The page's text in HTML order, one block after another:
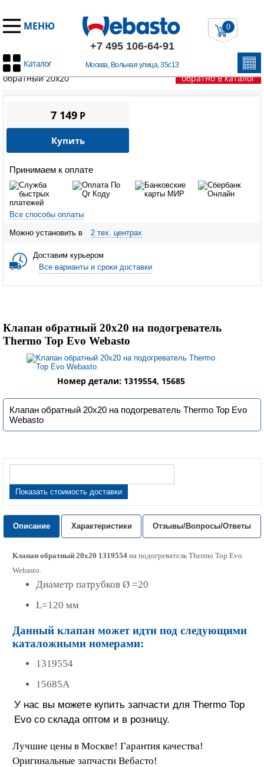
МЕНЮ
+7 495 106-64-91
Москва, Вольная улица, 35с13
Каталог
0
Главная / Запчасти Вебасто/Thermo Top Evo
обратный 20х20
обратно в каталог
Принимаем к оплате
Все способы оплаты
Можно установить в 2 тех. центрах
Доставим курьером
Все варианты и сроки доставки
7 149P
Купить
Клапан обратный 20х20 на подогреватель
Thermo Top Evo Webasto
Номер детали: 1319554, 15685
Клапан обратный 20х20 на подогреватель Thermo Top Evo
Webasto
Показать стоимость доставки
Описание Характеристики Отзывы/Вопросы/Ответы
Клапан обратный 20х20 1319554 на подогреватель Thermo Top Evo
Webasto.
Диаметр патрубков Ø =20
L=120 мм
Данный клапан может идти под следующими
каталожными номерами:
1319554
15685A
У нас вы можете купить запчасти для Thermo Top
Evo со склада оптом и в розницу.
Лучшие цены в Москве! Гарантия качества!
Оригинальные запчасти Вебасто!